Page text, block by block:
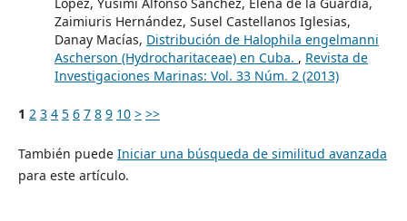
Zaimiuris Hernández, Susel Castellanos Iglesias,
Danay Macías, Distribución de Halophila engelmanni
Ascherson (Hydrocharitaceae) en Cuba. , Revista de
Investigaciones Marinas: Vol. 33 Núm. 2 (2013)
1 2 3 4 5 6 7 8 9 10 > >>
También puede Iniciar una búsqueda de similitud avanzada
para este artículo.